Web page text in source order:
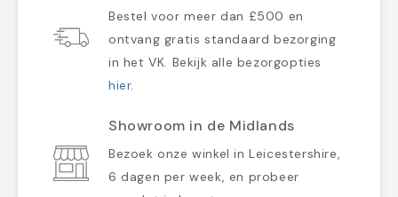
Bestel voor meer dan £500 en
ontvang gratis standaard bezorging
in het VK. Bekijk alle bezorgopties
hier.
Showroom in de Midlands
Bezoek onze winkel in Leicestershire,
6 dagen per week, en probeer